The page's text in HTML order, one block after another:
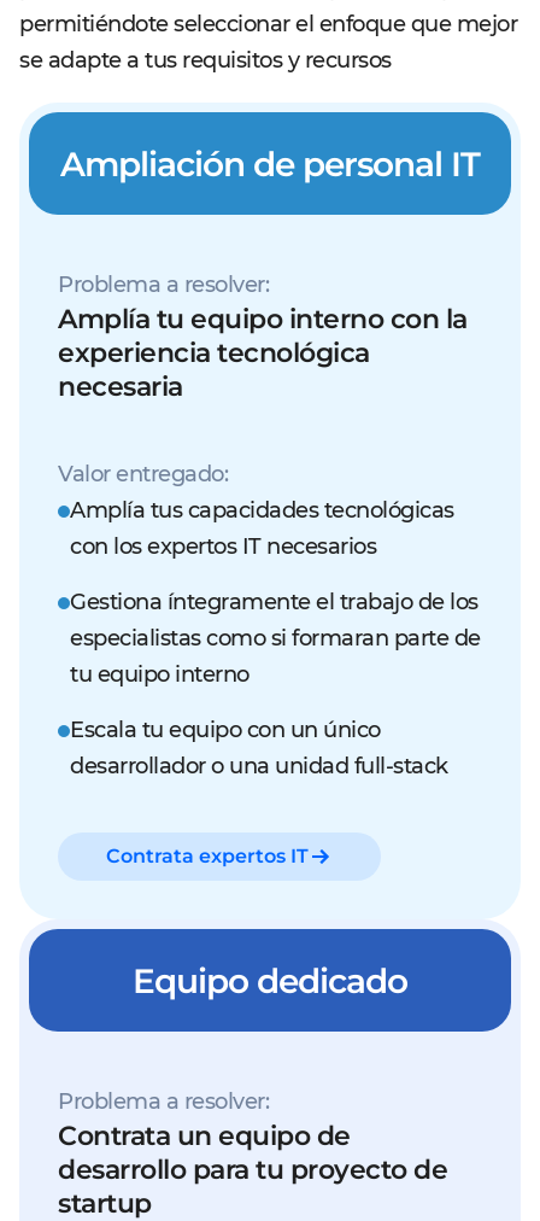
permitiéndote seleccionar el enfoque que mejor
se adapte a tus requisitos y recursos
Ampliación de personal IT
Problema a resolver:
Amplía tu equipo interno con la
experiencia tecnológica
necesaria
Valor entregado:
Amplía tus capacidades tecnológicas
con los expertos IT necesarios
Gestiona íntegramente el trabajo de los
especialistas como si formaran parte de
tu equipo interno
Escala tu equipo con un único
desarrollador o una unidad full-stack
Contrata expertos IT
Equipo dedicado
Problema a resolver:
Contrata un equipo de
desarrollo para tu proyecto de
startup